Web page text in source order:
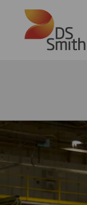
Skip to main content